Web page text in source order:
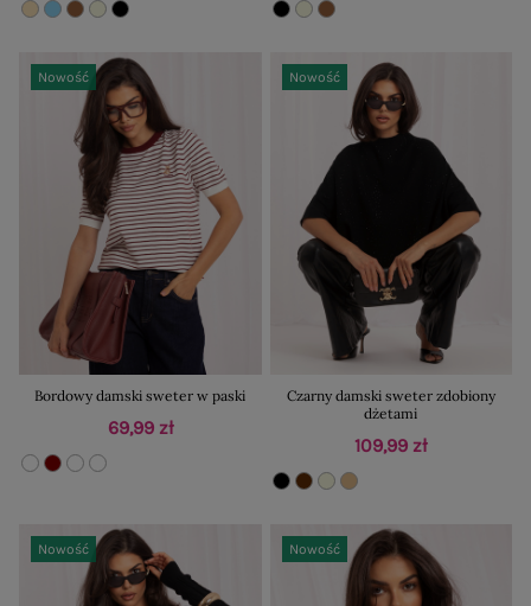
Nowość
Bordowy damski sweter w paski
69,99 zł
Nowość
Czarny damski sweter zdobiony
dżetami
109,99 zł
Nowość Nowość